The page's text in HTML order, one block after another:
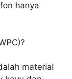
hanya
material